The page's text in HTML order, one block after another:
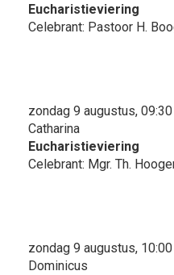
Eucharistieviering
Celebrant: Pastoor H.
zondag 9 augustus, 09:30
Catharina
Eucharistieviering
Celebrant: Mgr. Th.
zondag 9 augustus, 10:00
Dominicus